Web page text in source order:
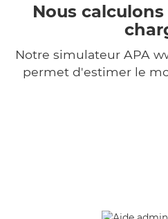
Nous
Notre simulateur APA
permet d'estimer le